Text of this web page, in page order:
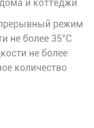
и коттеджи
режим
не более 35°C
не более
количество